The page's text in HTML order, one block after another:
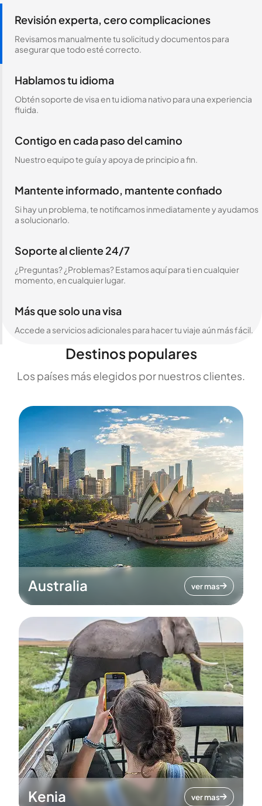
Revisión experta, cero complicaciones
Revisamos manualmente tu solicitud y documentos para
asegurar que todo esté correcto.
Hablamos tu idioma
Obtén soporte de visa en tu idioma nativo para una experiencia
fluida.
Contigo en cada paso del camino
Nuestro equipo te guía y apoya de principio a fin.
Mantente informado, mantente confiado
Si hay un problema, te notificamos inmediatamente y ayudamos
a solucionarlo.
Soporte al cliente 24/7
¿Preguntas? ¿Problemas? Estamos aquí para ti en cualquier
momento, en cualquier lugar.
Más que solo una visa
Accede a servicios adicionales para hacer tu viaje aún más fácil.
Destinos populares
Los países más elegidos por nuestros clientes.
Australia ver mas
Kenia ver mas